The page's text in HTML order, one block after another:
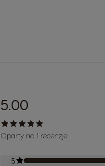
5.00
Oparty na 1 recenzje
5